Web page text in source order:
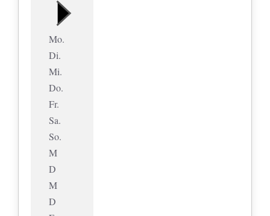
Mo.
Di.
Mi.
Do.
Fr.
Sa.
So.
M
D
M
D